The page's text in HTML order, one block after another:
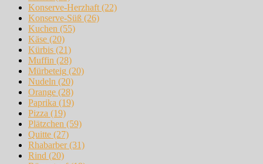
Konserve-Herzhaft (22)
Konserve-Süß (26)
Kuchen (55)
Käse (20)
Kürbis (21)
Muffin (28)
Mürbeteig (20)
Nudeln (20)
Orange (28)
Paprika (19)
Pizza (19)
Plätzchen (59)
Quitte (27)
Rhabarber(31)
Rind (20)